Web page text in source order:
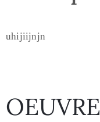
uhijiijnjn